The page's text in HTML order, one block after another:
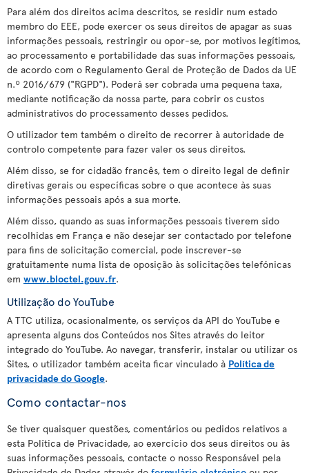
Para além dos direitos acima descritos, se residir num estado
membro do EEE, pode exercer os seus direitos de apagar as suas
informações pessoais, restringir ou opor-se, por motivos legítimos,
ao processamento e portabilidade das suas informações pessoais,
de acordo com o Regulamento Geral de Proteção de Dados da UE
n.º 2016/679 ("RGPD"). Poderá ser cobrada uma pequena taxa,
mediante notificação da nossa parte, para cobrir os custos
administrativos do processamento desses pedidos.
O utilizador tem também o direito de recorrer à autoridade de
controlo competente para fazer valer os seus direitos.
Além disso, se for cidadão francês, tem o direito legal de definir
diretivas gerais ou específicas sobre o que acontece às suas
informações pessoais após a sua morte.
Além disso, quando as suas informações pessoais tiverem sido
recolhidas em França e não desejar ser contactado por telefone
para fins de solicitação comercial, pode inscrever-se
gratuitamente numa lista de oposição às solicitações telefónicas
em www.bloctel.gouv.fr.
Utilização do YouTube
A TTC utiliza, ocasionalmente, os serviços da API do YouTube e
apresenta alguns dos Conteúdos nos Sites através do leitor
integrado do YouTube. Ao navegar, transferir, instalar ou utilizar os
Sites, o utilizador também aceita ficar vinculado à Política de
privacidade do Google.
Como contactar-nos
Se tiver quaisquer questões, comentários ou pedidos relativos a
esta Política de Privacidade, ao exercício dos seus direitos ou às
suas informações pessoais, contacte o nosso Responsável pela